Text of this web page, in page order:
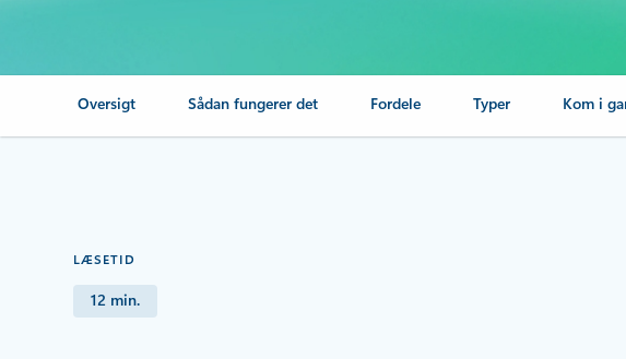
Oversigt Sådan fungerer det Fordele Typer Kom i
LÆSETID
12 min.